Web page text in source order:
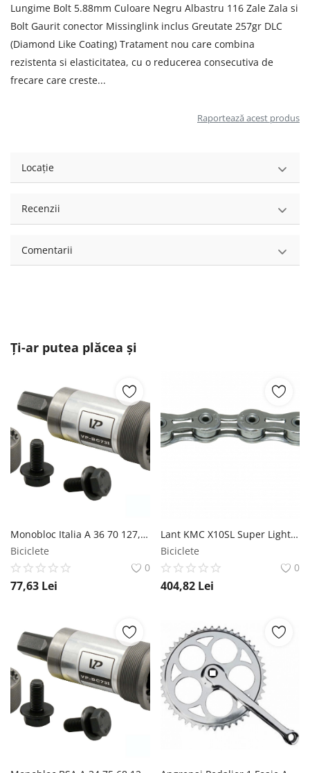
Lungime Bolt 5.88mm Culoare Negru Albastru 116 Zale Zala si
Bolt Gaurit conector Missinglink inclus Greutate 257gr DLC
(Diamond Like Coating) Tratament nou care combina
rezistenta si elasticitatea, cu o reducerea consecutiva de
frecare care creste...
Raportează acest produs
Locație
Recenzii
Comentarii
Ți-ar putea plăcea și
Monobloc Italia A 36 70 127,5mm Otel Ax Patrat VP Components
Biciclete
0
77,63 Lei
Lant KMC X10SL Super Light 114L Bolt-5.88mm 10V Argintiu KMC
Biciclete
0
404,82 Lei